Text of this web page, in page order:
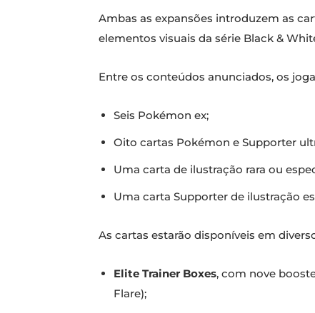
Ambas as expansões introduzem as
elementos visuais da série Black &
Entre os conteúdos anunciados, os
Seis Pokémon ex;
Oito cartas Pokémon e Supporter
Uma carta de ilustração rara ou
Uma carta Supporter de ilustração
As cartas estarão disponíveis em
Elite Trainer Boxes, com nove
Flare);